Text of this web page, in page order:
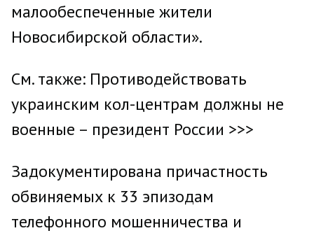
малообеспеченные жители
Новосибирской области».
См. также: Противодействовать
украинским кол-центрам должны не
военные – президент России >>>
Задокументирована причастность
обвиняемых к 33 эпизодам
телефонного мошенничества и